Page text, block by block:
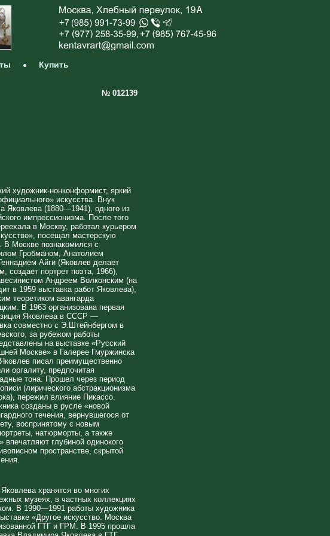
Купить
№ 012139
художник-нонконформист, яркий
искусства. Внук
Яковлева (1880—1941), одного из
импрессионизма. После того
в Москву, работал курьером
посещал мастерскую
В Москве познакомился с
Гробманом, Анатолием
Айги (Яковлев делает
создает портрет поэта, 1966),
Андреем Волконским (на
в 1959 выставка работ Яковлева),
теоретиком авангарда
В 1963 организована первая
Яковлева в СССР —
совместно с Э.Штейнбергом в
за рубежом работы
на выставке «Русский
Москве» в Галерее Гмуржинска
писал преимущественно
оргалиту, предпочитая
тона. Прошел через период
(лирического абстракционизма
пережил влияние Пикассо.
созданы в русле «новой
течения, вернувшегося от
воспринятому с новым
натюрморты, а также
впечатляют глубиной одинокого
пространстве, скрытой
хранятся во многих
музеях, в частных коллекциях
В 1990—1991 работы художника
«Другое искусство. Москва
ГТГ и ГРМ. В 1995 прошла